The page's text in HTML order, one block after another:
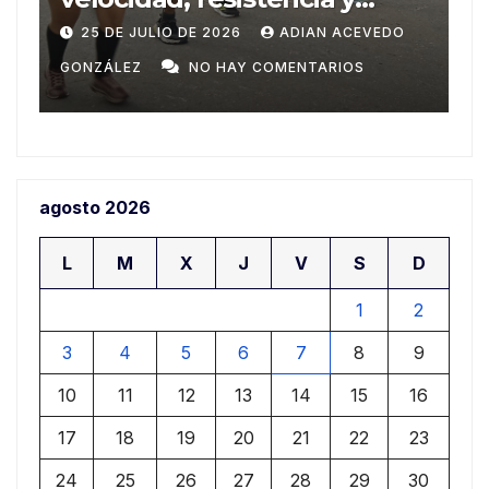
Domingo
20 DE JULIO DE 2026 ADIAN ACEVEDO
GONZÁLEZ NO HAY COMENTARIOS
agosto 2026
L M X J V S D
1
2
3
4 5 6 7 8
9
10
11 12 13 14 15
16
17
18 19 20 21 22
23
24
25 26 27 28 29
30